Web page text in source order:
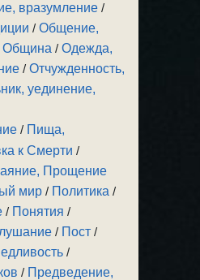
вразумление /
/Общение,
Община /Одежда,
/Отчужденность,
уединение,
/ Пища,
к Смерти /
Прощение
мир / Политика /
/ Понятия /
/ Пост /
/
/ Предведение,